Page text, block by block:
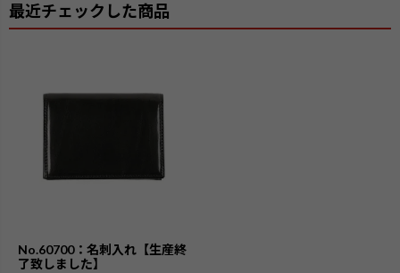
最近チェックした商品
No.60700：名刺入れ【生産終
了致しました】